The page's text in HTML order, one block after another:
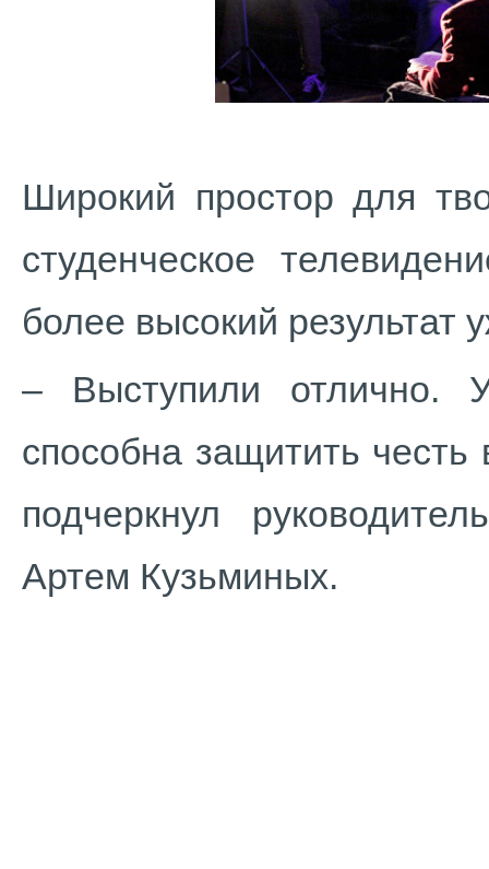
Широкий простор для
студенческое
более высокий результат
– Выступили отлично.
способна защитить
подчеркнул
Артем Кузьминых.